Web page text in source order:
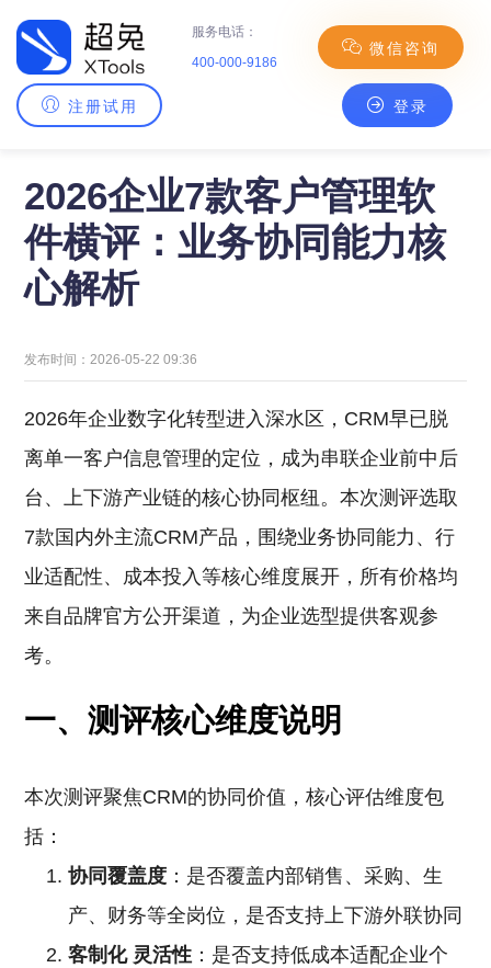
服务电话：
400-000-9186
微信咨询
注册试用 登录
主页>CRM百科> 2026企业7款客户管理软件横评：业务协同能力核心解析
2026企业7款客户管理软
件横评：业务协同能力核
心解析
发布时间：2026-05-22 09:36
2026年企业数字化转型进入深水区，CRM早已脱
离单一客户信息管理的定位，成为串联企业前中后
台、上下游产业链的核心协同枢纽。本次测评选取
7款国内外主流CRM产品，围绕业务协同能力、行
业适配性、成本投入等核心维度展开，所有价格均
来自品牌官方公开渠道，为企业选型提供客观参
考。
一、测评核心维度说明
本次测评聚焦CRM的协同价值，核心评估维度包
括：
协同覆盖度 ：是否覆盖内部销售、采购、生
产、财务等全岗位，是否支持上下游外联协同
客制化 灵活性 ：是否支持低成本适配企业个